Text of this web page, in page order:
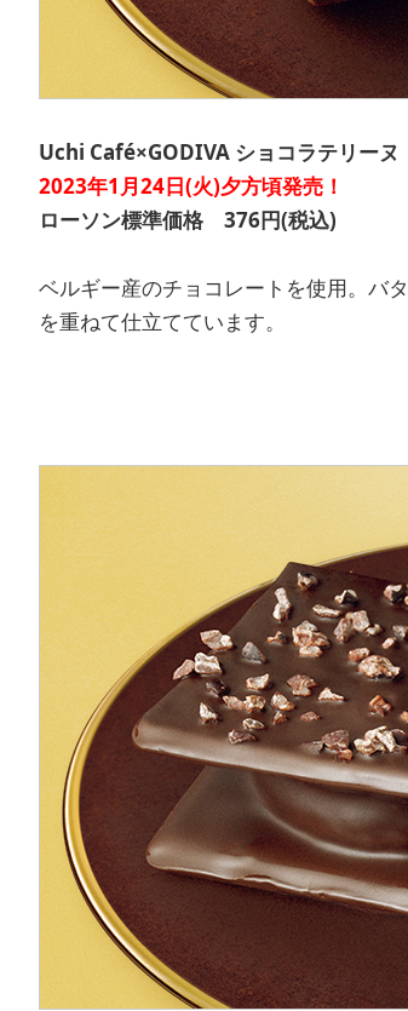
Uchi Café×GODIVA ショコラテリーヌ
2023年1月24日(火)夕方頃発売！
ローソン標準価格 376円(税込)
ベルギー産のチョコレートを使用。バ
を重ねて仕立てています。